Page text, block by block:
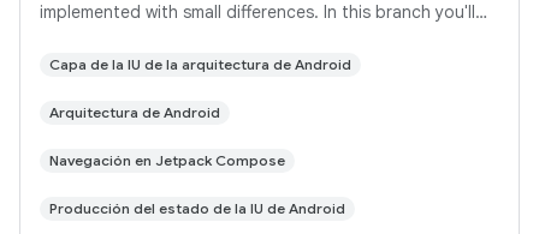
implemented with small differences. In this branch you'll
Capa de la IU de la arquitectura de Android
Arquitectura de Android
Navegación en Jetpack Compose
Producción del estado de la IU de Android